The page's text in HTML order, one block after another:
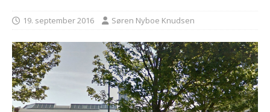
19. september 2016 Søren Nyboe Knudsen